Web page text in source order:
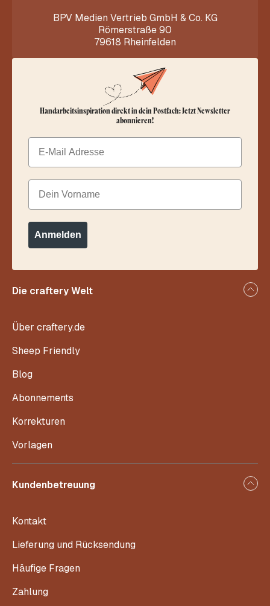
BPV Medien Vertrieb GmbH & Co. KG
Römerstraße 90
79618 Rheinfelden
Die craftery Welt
Über craftery.de
Sheep Friendly
Blog
Abonnements
Korrekturen
Vorlagen
Kundenbetreuung
Kontakt
Lieferung und Rücksendung
Häufige Fragen
Zahlung
Handarbeitsinspiration direkt in dein Postfach: Jetzt Newsletter
abonnieren!
Email
Dein Vorname
Anmelden